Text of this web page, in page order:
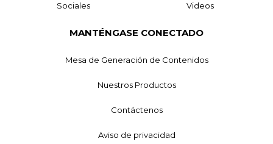
Sociales Videos
MANTÉNGASE CONECTADO
Mesa de Generación de Contenidos
Nuestros Productos
Contáctenos
Aviso de privacidad